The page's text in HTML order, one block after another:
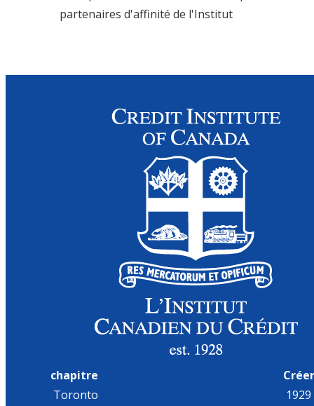
partenaires d'affinité de l'Institut
chapitre
Créer
Toronto
1929